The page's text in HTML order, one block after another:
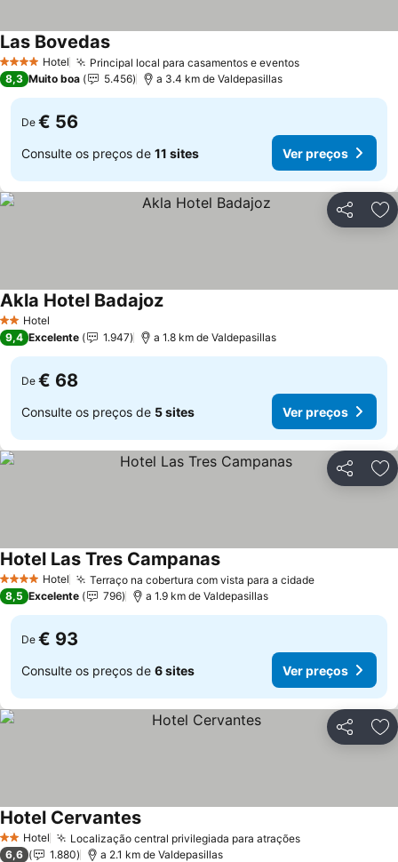
4 EstrelasHotel Principal local para casamentos e eventosVer preços
Las BovedasVer preços
8,3 Muito boa 5.456 a 3.4 km de Valdepasillas
De € 56
Consulte os preços de 11 sites Ver preços
Partilhar
2 Estrelas
Hotel
Akla Hotel BadajozVer preços
9,4 Excelente 1.947 a 1.8 km de Valdepasillas
De € 68
Consulte os preços de 5 sites Ver preços
Partilhar
4 EstrelasHotel Terraço na cobertura com vista para a cidadeVer preços
Hotel Las Tres CampanasVer preços
8,5 Excelente 796 a 1.9 km de Valdepasillas
De € 93
Consulte os preços de 6 sites Ver preços
Partilhar
2 Estrelas
Hotel Localização central privilegiada para atraçõesVer preços
Hotel CervantesVer preços
6,6 1.880 a 2.1 km de Valdepasillas